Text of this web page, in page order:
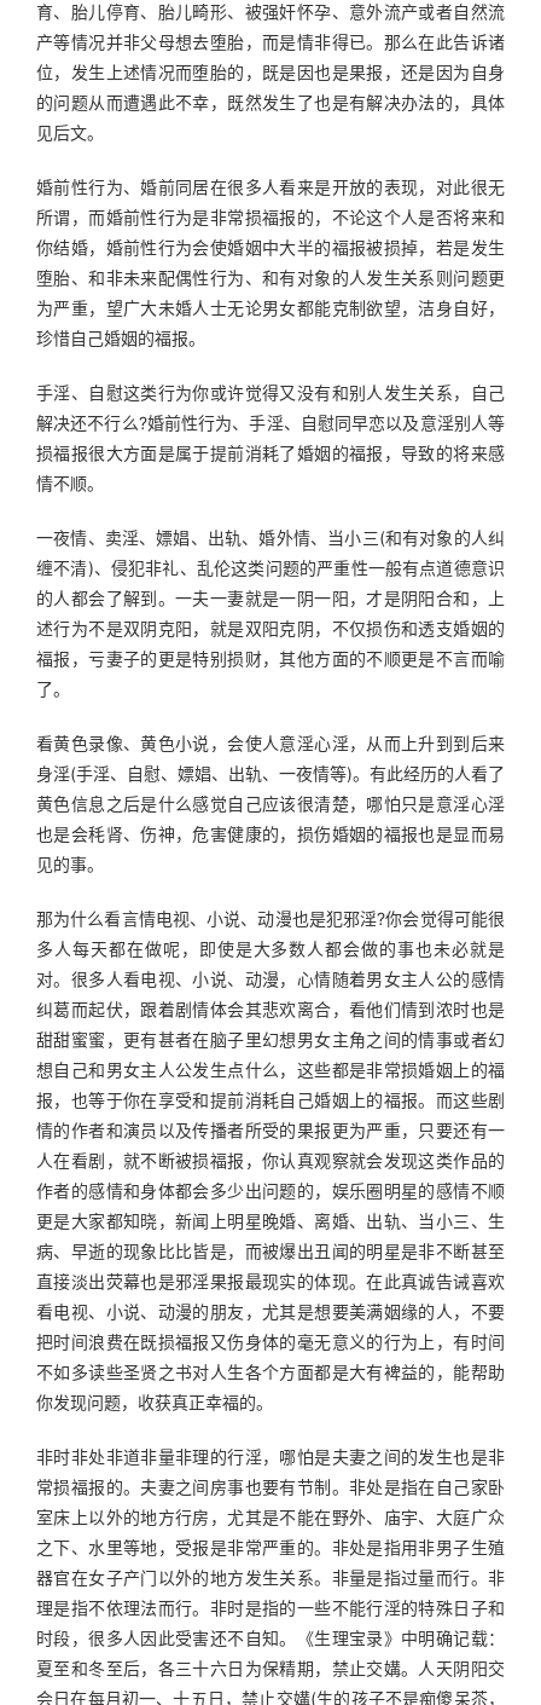
育、胎儿停育、胎儿畸形、被强奸怀孕、意外流产或者自然流
产等情况并非父母想去堕胎，而是情非得已。那么在此告诉诸
位，发生上述情况而堕胎的，既是因也是果报，还是因为自身
的问题从而遭遇此不幸，既然发生了也是有解决办法的，具体
见后文。
婚前性行为、婚前同居在很多人看来是开放的表现，对此很无
所谓，而婚前性行为是非常损福报的，不论这个人是否将来和
你结婚，婚前性行为会使婚姻中大半的福报被损掉，若是发生
堕胎、和非未来配偶性行为、和有对象的人发生关系则问题更
为严重，望广大未婚人士无论男女都能克制欲望，洁身自好，
珍惜自己婚姻的福报。
手淫、自慰这类行为你或许觉得又没有和别人发生关系，自己
解决还不行么?婚前性行为、手淫、自慰同早恋以及意淫别人等
损福报很大方面是属于提前消耗了婚姻的福报，导致的将来感
情不顺。
一夜情、卖淫、嫖娼、出轨、婚外情、当小三(和有对象的人纠
缠不清)、侵犯非礼、乱伦这类问题的严重性一般有点道德意识
的人都会了解到。一夫一妻就是一阴一阳，才是阴阳合和，上
述行为不是双阴克阳，就是双阳克阴，不仅损伤和透支婚姻的
福报，亏妻子的更是特别损财，其他方面的不顺更是不言而喻
了。
看黄色录像、黄色小说，会使人意淫心淫，从而上升到到后来
身淫(手淫、自慰、嫖娼、出轨、一夜情等)。有此经历的人看了
黄色信息之后是什么感觉自己应该很清楚，哪怕只是意淫心淫
也是会秏肾、伤神，危害健康的，损伤婚姻的福报也是显而易
见的事。
那为什么看言情电视、小说、动漫也是犯邪淫?你会觉得可能很
多人每天都在做呢，即使是大多数人都会做的事也未必就是
对。很多人看电视、小说、动漫，心情随着男女主人公的感情
纠葛而起伏，跟着剧情体会其悲欢离合，看他们情到浓时也是
甜甜蜜蜜，更有甚者在脑子里幻想男女主角之间的情事或者幻
想自己和男女主人公发生点什么，这些都是非常损婚姻上的福
报，也等于你在享受和提前消耗自己婚姻上的福报。而这些剧
情的作者和演员以及传播者所受的果报更为严重，只要还有一
人在看剧，就不断被损福报，你认真观察就会发现这类作品的
作者的感情和身体都会多少出问题的，娱乐圈明星的感情不顺
更是大家都知晓，新闻上明星晚婚、离婚、出轨、当小三、生
病、早逝的现象比比皆是，而被爆出丑闻的明星是非不断甚至
直接淡出荧幕也是邪淫果报最现实的体现。在此真诚告诫喜欢
看电视、小说、动漫的朋友，尤其是想要美满姻缘的人，不要
把时间浪费在既损福报又伤身体的毫无意义的行为上，有时间
不如多读些圣贤之书对人生各个方面都是大有裨益的，能帮助
你发现问题，收获真正幸福的。
非时非处非道非量非理的行淫，哪怕是夫妻之间的发生也是非
常损福报的。夫妻之间房事也要有节制。非处是指在自己家卧
室床上以外的地方行房，尤其是不能在野外、庙宇、大庭广众
之下、水里等地，受报是非常严重的。非处是指用非男子生殖
器官在女子产门以外的地方发生关系。非量是指过量而行。非
理是指不依理法而行。非时是指的一些不能行淫的特殊日子和
时段，很多人因此受害还不自知。《生理宝录》中明确记载：
夏至和冬至后，各三十六日为保精期，禁止交媾。人天阴阳交
会日在每月初一、十五日，禁止交媾(生的孩子不是痴傻呆苶，